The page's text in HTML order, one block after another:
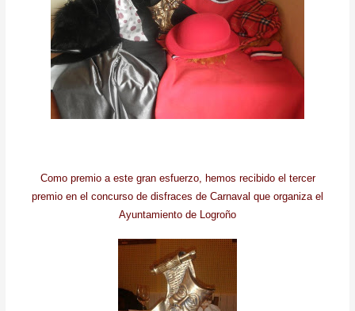
Como premio a este gran esfuerzo, hemos recibido el tercer
premio en el concurso de disfraces de Carnaval que organiza el
Ayuntamiento de Logroño